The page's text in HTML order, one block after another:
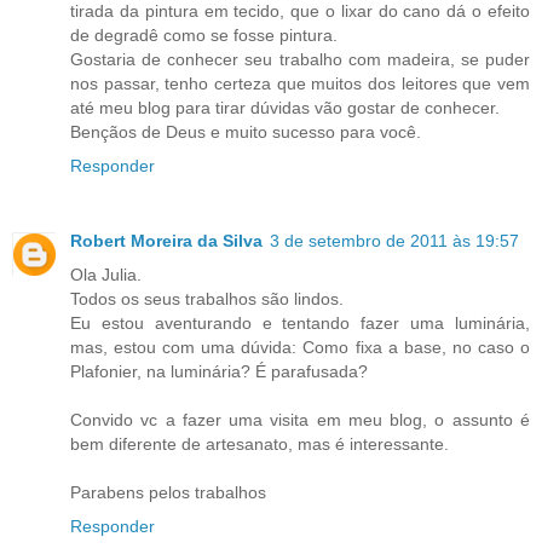
tirada da pintura em tecido, que o lixar do cano dá o efeito
de degradê como se fosse pintura.
Gostaria de conhecer seu trabalho com madeira, se puder
nos passar, tenho certeza que muitos dos leitores que vem
até meu blog para tirar dúvidas vão gostar de conhecer.
Bençãos de Deus e muito sucesso para você.
Responder
Robert Moreira da Silva 3 de setembro de 2011 às 19:57
Ola Julia.
Todos os seus trabalhos são lindos.
Eu estou aventurando e tentando fazer uma luminária,
mas, estou com uma dúvida: Como fixa a base, no caso o
Plafonier, na luminária? É parafusada?
Convido vc a fazer uma visita em meu blog, o assunto é
bem diferente de artesanato, mas é interessante.
Parabens pelos trabalhos
Responder